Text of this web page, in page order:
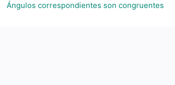
Ángulos correspondientes son congruentes